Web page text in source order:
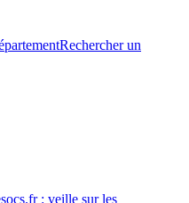
Rechercher un
socs.fr : veille sur les